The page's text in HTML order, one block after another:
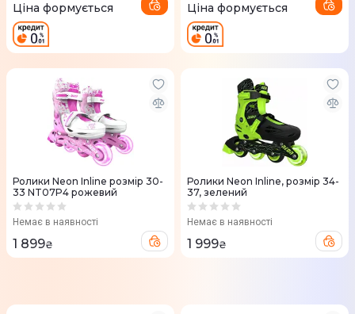
Ціна формується Ціна формується
Ролики Neon Inline розмір 30-
33 NT07P4 рожевий
Немає в наявності
1 899₴
Ролики Neon Inline, розмір 34-
37, зелений
Немає в наявності
1 999₴